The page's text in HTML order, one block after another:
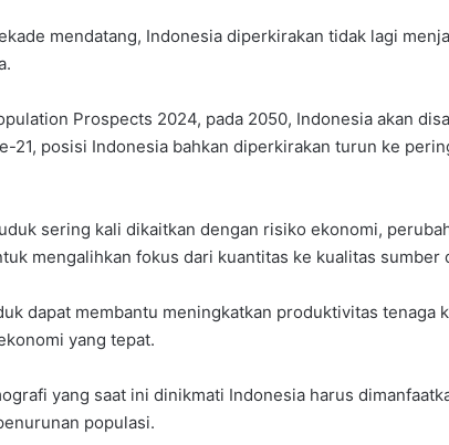
mendatang, Indonesia diperkirakan tidak lagi
Prospects 2024, pada 2050, Indonesia akan
21, posisi Indonesia bahkan diperkirakan turun ke
sering kali dikaitkan dengan risiko ekonomi,
mengalihkan fokus dari kuantitas ke kualitas sumber
dapat membantu meningkatkan produktivitas tenaga
yang tepat.
yang saat ini dinikmati Indonesia harus
populasi.